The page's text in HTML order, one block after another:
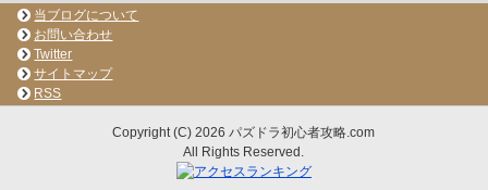
当ブログについて
お問い合わせ
Twitter
サイトマップ
RSS
Copyright (C) 2026 パズドラ初心者攻略.com
All Rights Reserved.